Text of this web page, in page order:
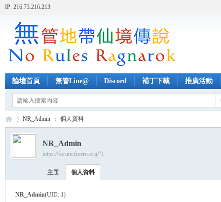
IP: 216.73.216.213
論壇首頁 無管Line@ Discord 補丁下載 推廣活動
›
NR_Admin 個人資料
NR_Admin
https://forum.freero.org/?1
主題 個人資料
NR_Admin(UID: 1)